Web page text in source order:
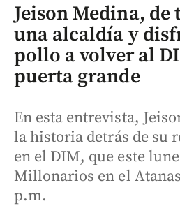
Jeison Medina,
una alcaldía y
pollo a volver al
puerta grande
En esta entrevista,
la historia detrás de su
en el DIM, que este
Millonarios en el
p.m.